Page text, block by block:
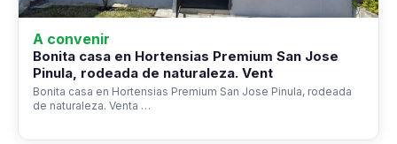
A convenir
Bonita casa en Hortensias Premium San Jose
Pinula, rodeada de naturaleza. Vent
Bonita casa en Hortensias Premium San Jose Pinula, rodeada
de naturaleza. Venta …